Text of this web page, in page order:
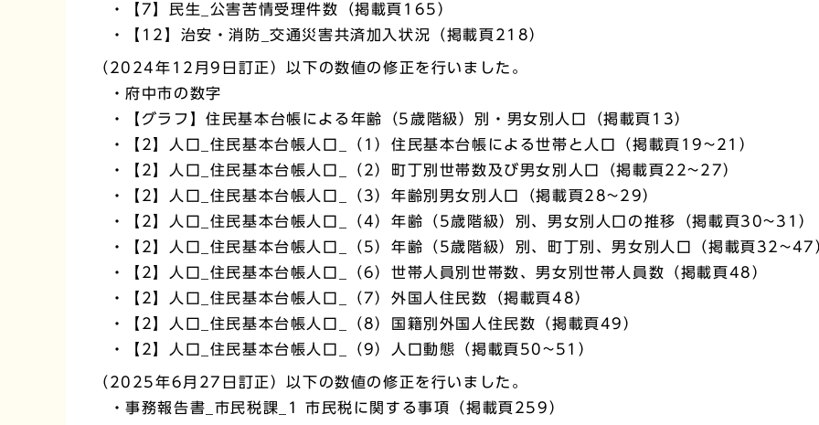
・【7】民生_公害苦情受理件数（掲載頁165）
・【12】治安・消防_交通災害共済加入状況（掲載頁218）
（2024年12月9日訂正）以下の数値の修正を行いました。
・府中市の数字
・【グラフ】住民基本台帳による年齢（5歳階級）別・男女別人口（掲載頁13）
・【2】人口_住民基本台帳人口_（1）住民基本台帳による世帯と人口（掲載頁19~21）
・【2】人口_住民基本台帳人口_（2）町丁別世帯数及び男女別人口（掲載頁22~27）
・【2】人口_住民基本台帳人口_（3）年齢別男女別人口（掲載頁28~29）
・【2】人口_住民基本台帳人口_（4）年齢（5歳階級）別、男女別人口の推移（掲載頁30~31）
・【2】人口_住民基本台帳人口_（5）年齢（5歳階級）別、町丁別、男女別人口（掲載頁32~47
・【2】人口_住民基本台帳人口_（6）世帯人員別世帯数、男女別世帯人員数（掲載頁48）
・【2】人口_住民基本台帳人口_（7）外国人住民数（掲載頁48）
・【2】人口_住民基本台帳人口_（8）国籍別外国人住民数（掲載頁49）
・【2】人口_住民基本台帳人口_（9）人口動態（掲載頁50~51）
（2025年6月27日訂正）以下の数値の修正を行いました。
・事務報告書_市民税課_1 市民税に関する事項（掲載頁259）